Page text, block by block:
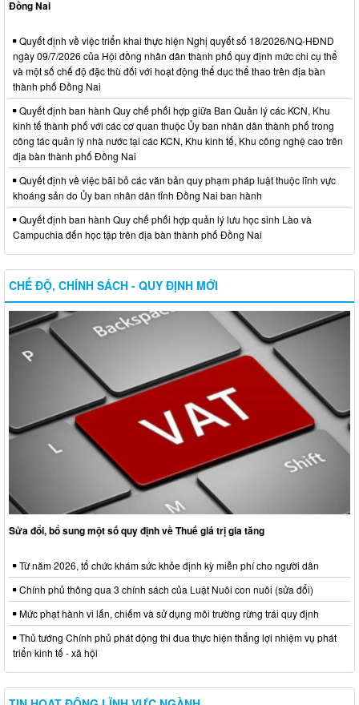
Đồng Nai
Quyết định về việc triển khai thực hiện Nghị quyết số 18/2026/NQ-HĐND
ngày 09/7/2026 của Hội đồng nhân dân thành phố quy định mức chi cụ thể
và một số chế độ đặc thù đối với hoạt động thể dục thể thao trên địa bàn
thành phố Đồng Nai
Quyết định ban hành Quy chế phối hợp giữa Ban Quản lý các KCN, Khu
kinh tế thành phố với các cơ quan thuộc Ủy ban nhân dân thành phố trong
công tác quản lý nhà nước tại các KCN, Khu kinh tế, Khu công nghệ cao trên
địa bàn thành phố Đồng Nai
Quyết định về việc bãi bỏ các văn bản quy phạm pháp luật thuộc lĩnh vực
khoáng sản do Ủy ban nhân dân tỉnh Đồng Nai ban hành
Quyết định ban hành Quy chế phối hợp quản lý lưu học sinh Lào và
Campuchia đến học tập trên địa bàn thành phố Đồng Nai
CHẾ ĐỘ, CHÍNH SÁCH - QUY ĐỊNH MỚI
Sửa đổi, bổ sung một số quy định về Thuế giá trị gia tăng
Từ năm 2026, tổ chức khám sức khỏe định kỳ miễn phí cho người dân
Chính phủ thông qua 3 chính sách của Luật Nuôi con nuôi (sửa đổi)
Mức phạt hành vi lấn, chiếm và sử dụng môi trường rừng trái quy định
Thủ tướng Chính phủ phát động thi đua thực hiện thắng lợi nhiệm vụ phát
triển kinh tế - xã hội